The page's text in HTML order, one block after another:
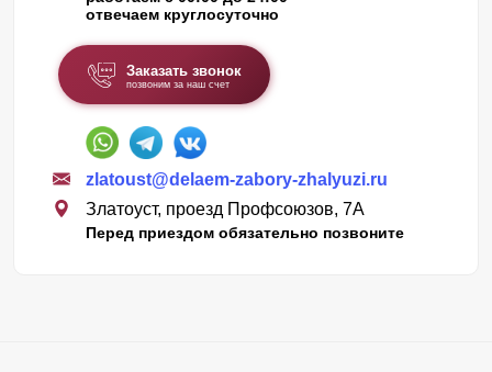
отвечаем круглосуточно
Заказать звонок
позвоним за наш счет
zlatoust@delaem-zabory-zhalyuzi.ru
Златоуст, проезд Профсоюзов, 7А
Перед приездом обязательно позвоните